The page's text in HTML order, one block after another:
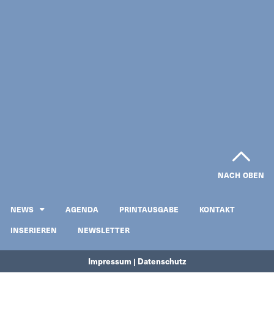
NACH OBEN
NEWS AGENDA PRINTAUSGABE
KONTAKT
INSERIEREN
NEWSLETTER
Impressum | Datenschutz